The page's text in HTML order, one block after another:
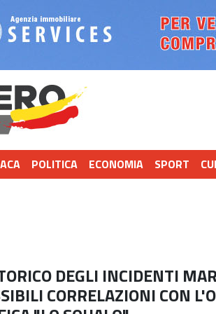
POLITICA ECONOMIA SPORT
DEGLI INCIDENTI
CORRELAZIONI CON